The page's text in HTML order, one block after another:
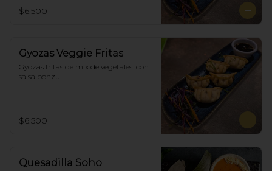
$6.500
Gyozas Veggie Fritas
Gyozas fritas de mix de vegetales  con
salsa ponzu
$6.500
Quesadilla Soho